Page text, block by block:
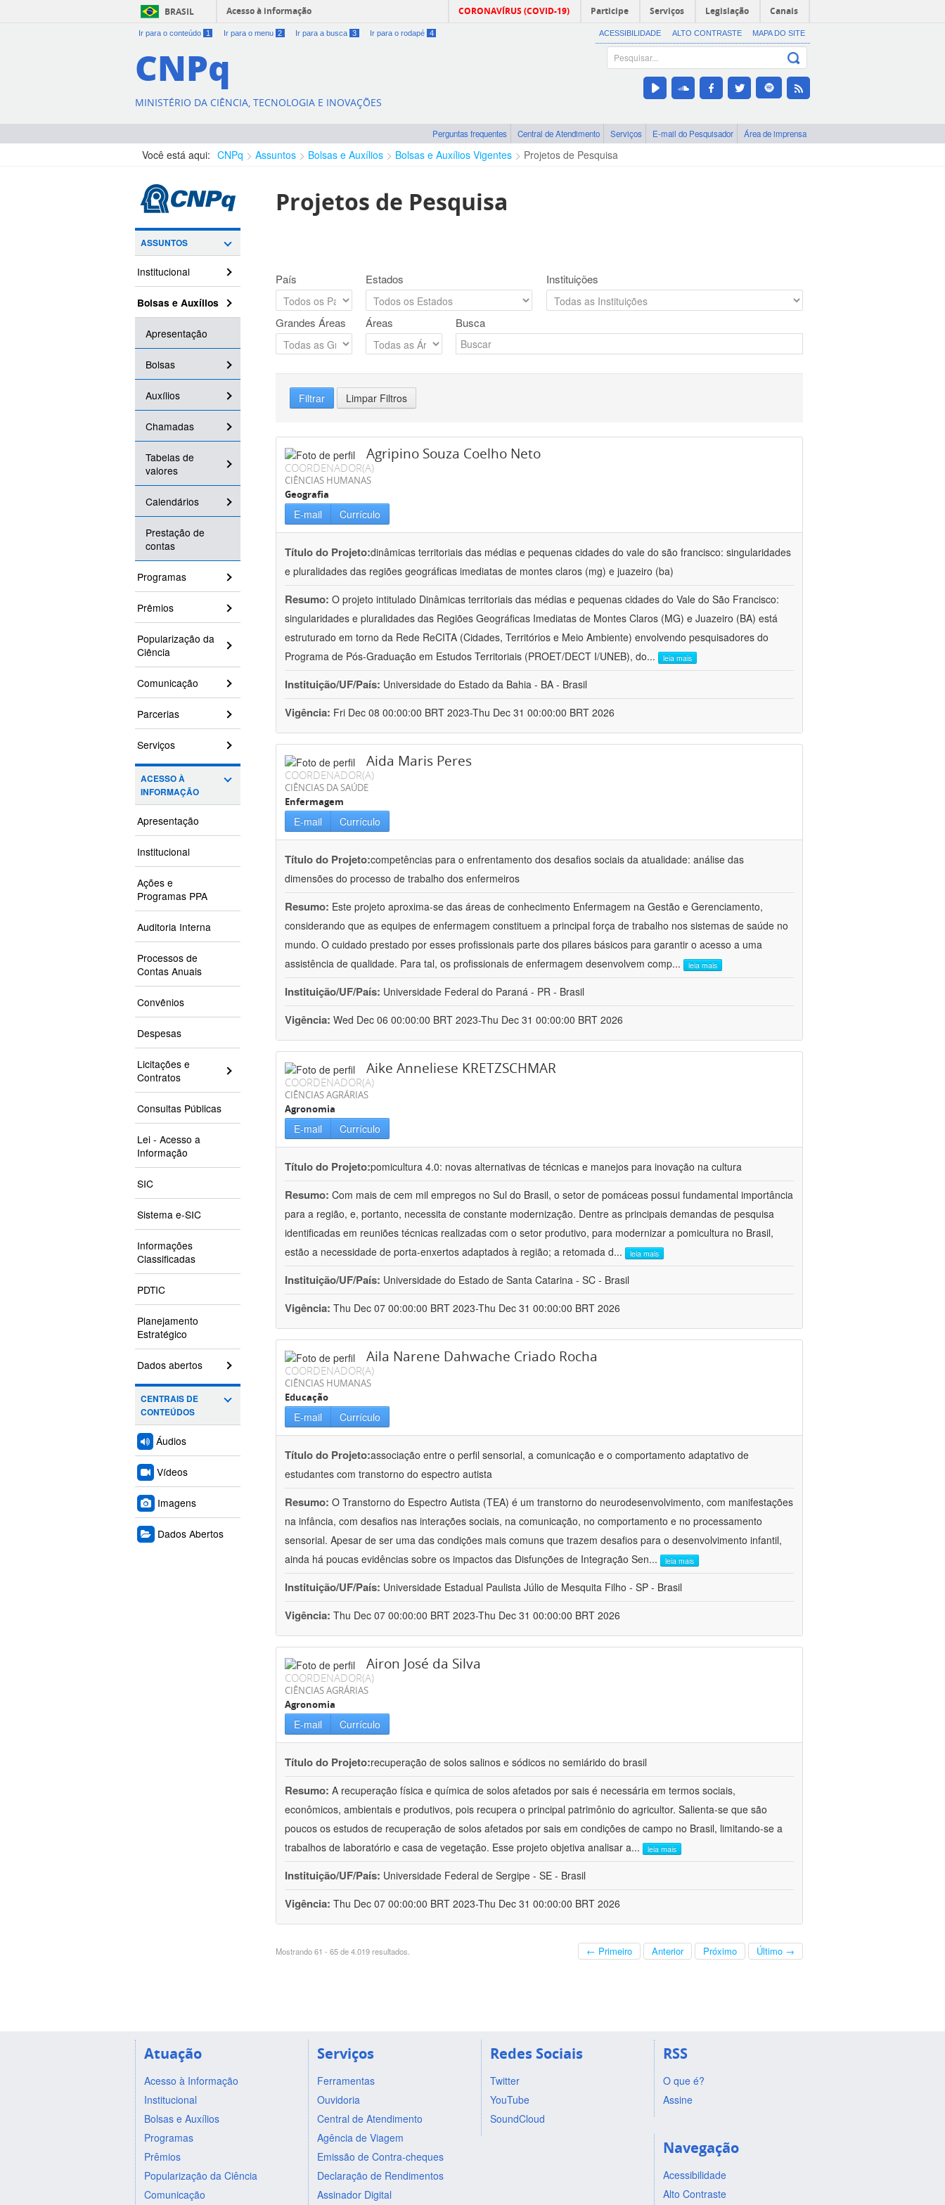
BRASIL Acesso à informação CORONAVÍRUS (COVID-19) Participe Serviços Legislação Canais
Ir para o conteúdo 1 Ir para o menu 2 Ir para a busca 3 Ir para o rodapé 4 ACESSIBILIDADE ALTO CONTRASTE MAPA DO SITE
CNPq
MINISTÉRIO DA CIÊNCIA, TECNOLOGIA E INOVAÇÕES
Perguntas frequentes Central de Atendimento Serviços E-mail do Pesquisador Área de imprensa
Você está aqui: CNPq Assuntos Bolsas e Auxílios Bolsas e Auxílios Vigentes Projetos de Pesquisa
ASSUNTOS
Institucional
Bolsas e Auxílios
Apresentação
Bolsas
Auxílios
Chamadas
Tabelas de
valores
Calendários
Prestação de
contas
Programas
Prêmios
Popularização da
Ciência
Comunicação
Parcerias
Serviços
ACESSO À
INFORMAÇÃO
Apresentação
Institucional
Ações e
Programas PPA
Auditoria Interna
Processos de
Contas Anuais
Convênios
Despesas
Licitações e
Contratos
Consultas Públicas
Lei - Acesso a
Informação
SIC
Sistema e-SIC
Informações
Classificadas
PDTIC
Planejamento
Estratégico
Dados abertos
CENTRAIS DE
CONTEÚDOS
Áudios
Vídeos
Imagens
Dados Abertos
Projetos de Pesquisa
País Estados Instituições
Grandes Áreas Áreas Busca
Filtrar Limpar Filtros
Agripino Souza Coelho Neto
COORDENADOR(A)
CIÊNCIAS HUMANAS
Geografia
E-mail Currículo
Título do Projeto:dinâmicas territoriais das médias e pequenas cidades do vale do são francisco: singularidades
e pluralidades das regiões geográficas imediatas de montes claros (mg) e juazeiro (ba)
Resumo: O projeto intitulado Dinâmicas territoriais das médias e pequenas cidades do Vale do São Francisco:
singularidades e pluralidades das Regiões Geográficas Imediatas de Montes Claros (MG) e Juazeiro (BA) está
estruturado em torno da Rede ReCITA (Cidades, Territórios e Meio Ambiente) envolvendo pesquisadores do
Programa de Pós-Graduação em Estudos Territoriais (PROET/DECT I/UNEB), do... leia mais
Instituição/UF/País: Universidade do Estado da Bahia - BA - Brasil
Vigência: Fri Dec 08 00:00:00 BRT 2023-Thu Dec 31 00:00:00 BRT 2026
Aida Maris Peres
COORDENADOR(A)
CIÊNCIAS DA SAÚDE
Enfermagem
E-mail Currículo
Título do Projeto:competências para o enfrentamento dos desafios sociais da atualidade: análise das
dimensões do processo de trabalho dos enfermeiros
Resumo: Este projeto aproxima-se das áreas de conhecimento Enfermagem na Gestão e Gerenciamento,
considerando que as equipes de enfermagem constituem a principal força de trabalho nos sistemas de saúde no
mundo. O cuidado prestado por esses profissionais parte dos pilares básicos para garantir o acesso a uma
assistência de qualidade. Para tal, os profissionais de enfermagem desenvolvem comp... leia mais
Instituição/UF/País: Universidade Federal do Paraná - PR - Brasil
Vigência: Wed Dec 06 00:00:00 BRT 2023-Thu Dec 31 00:00:00 BRT 2026
Aike Anneliese KRETZSCHMAR
COORDENADOR(A)
CIÊNCIAS AGRÁRIAS
Agronomia
E-mail Currículo
Título do Projeto:pomicultura 4.0: novas alternativas de técnicas e manejos para inovação na cultura
Resumo: Com mais de cem mil empregos no Sul do Brasil, o setor de pomáceas possui fundamental importância
para a região, e, portanto, necessita de constante modernização. Dentre as principais demandas de pesquisa
identificadas em reuniões técnicas realizadas com o setor produtivo, para modernizar a pomicultura no Brasil,
estão a necessidade de porta-enxertos adaptados à região; a retomada d... leia mais
Instituição/UF/País: Universidade do Estado de Santa Catarina - SC - Brasil
Vigência: Thu Dec 07 00:00:00 BRT 2023-Thu Dec 31 00:00:00 BRT 2026
Aila Narene Dahwache Criado Rocha
COORDENADOR(A)
CIÊNCIAS HUMANAS
Educação
E-mail Currículo
Título do Projeto:associação entre o perfil sensorial, a comunicação e o comportamento adaptativo de
estudantes com transtorno do espectro autista
Resumo: O Transtorno do Espectro Autista (TEA) é um transtorno do neurodesenvolvimento, com manifestações
na infância, com desafios nas interações sociais, na comunicação, no comportamento e no processamento
sensorial. Apesar de ser uma das condições mais comuns que trazem desafios para o desenvolvimento infantil,
ainda há poucas evidências sobre os impactos das Disfunções de Integração Sen... leia mais
Instituição/UF/País: Universidade Estadual Paulista Júlio de Mesquita Filho - SP - Brasil
Vigência: Thu Dec 07 00:00:00 BRT 2023-Thu Dec 31 00:00:00 BRT 2026
Airon José da Silva
COORDENADOR(A)
CIÊNCIAS AGRÁRIAS
Agronomia
E-mail Currículo
Título do Projeto:recuperação de solos salinos e sódicos no semiárido do brasil
Resumo: A recuperação física e química de solos afetados por sais é necessária em termos sociais,
econômicos, ambientais e produtivos, pois recupera o principal patrimônio do agricultor. Salienta-se que são
poucos os estudos de recuperação de solos afetados por sais em condições de campo no Brasil, limitando-se a
trabalhos de laboratório e casa de vegetação. Esse projeto objetiva analisar a... leia mais
Instituição/UF/País: Universidade Federal de Sergipe - SE - Brasil
Vigência: Thu Dec 07 00:00:00 BRT 2023-Thu Dec 31 00:00:00 BRT 2026
Mostrando 61 - 65 de 4.019 resultados. ← Primeiro Anterior Próximo Último →
Atuação
Acesso à Informação
Institucional
Bolsas e Auxílios
Programas
Prêmios
Popularização da Ciência
Comunicação
Serviços
Ferramentas
Ouvidoria
Central de Atendimento
Agência de Viagem
Emissão de Contra-cheques
Declaração de Rendimentos
Assinador Digital
Redes Sociais
Twitter
YouTube
SoundCloud
RSS
O que é?
Assine
Navegação
Acessibilidade
Alto Contraste